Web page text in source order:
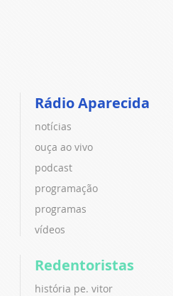
Rádio Aparecida
notícias
ouça ao vivo
podcast
programação
programas
vídeos
Redentoristas
história pe. vitor